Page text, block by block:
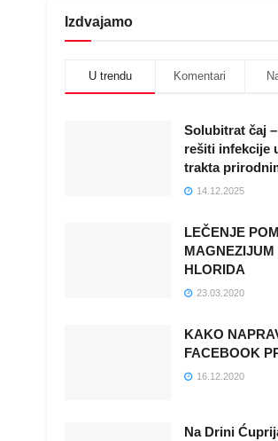
Izdvajamo
U trendu Komentari
Solubitrat čaj
rešiti infekcije
trakta
14.12.2025
LEČENJE
MAGNEZIJUM
HLORIDA
23.03.2020
KAKO
FACEBOOK
16.12.2020
Na Drini